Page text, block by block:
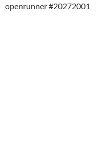
openrunner #20272001